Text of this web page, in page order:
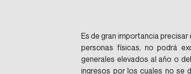
Es de gran importancia
personas físicas, no podrá
generales elevados al año o
ingresos por los cuales no se